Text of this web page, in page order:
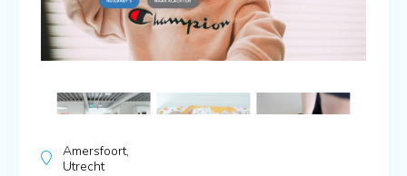
Amersfoort,
Utrecht